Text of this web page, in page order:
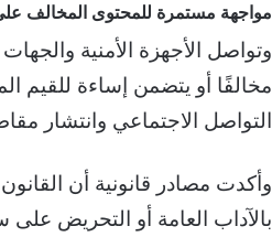
مواجهة مستمرة للمحتوى المخالف
وتواصل الأجهزة الأمنية
مخالفًا أو يتضمن إساءة للقيم
التواصل الاجتماعي وانتشار
وأكدت مصادر قانونية أن
بالآداب العامة أو التحريض على